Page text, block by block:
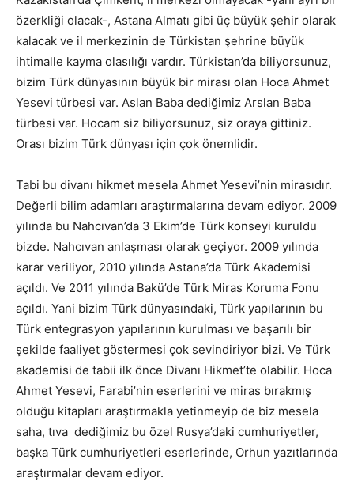
özerkliği olacak-, Astana Almatı gibi üç büyük şehir olarak
kalacak ve il merkezinin de Türkistan şehrine büyük
ihtimalle kayma olasılığı vardır. Türkistan’da biliyorsunuz,
bizim Türk dünyasının büyük bir mirası olan Hoca Ahmet
Yesevi türbesi var. Aslan Baba dediğimiz Arslan Baba
türbesi var. Hocam siz biliyorsunuz, siz oraya gittiniz.
Orası bizim Türk dünyası için çok önemlidir.
Tabi bu divanı hikmet mesela Ahmet Yesevi’nin mirasıdır.
Değerli bilim adamları araştırmalarına devam ediyor. 2009
yılında bu Nahcıvan’da 3 Ekim’de Türk konseyi kuruldu
bizde. Nahcıvan anlaşması olarak geçiyor. 2009 yılında
karar veriliyor, 2010 yılında Astana’da Türk Akademisi
açıldı. Ve 2011 yılında Bakü’de Türk Miras Koruma Fonu
açıldı. Yani bizim Türk dünyasındaki, Türk yapılarının bu
Türk entegrasyon yapılarının kurulması ve başarılı bir
şekilde faaliyet göstermesi çok sevindiriyor bizi. Ve Türk
akademisi de tabii ilk önce Divanı Hikmet’te olabilir. Hoca
Ahmet Yesevi, Farabi’nin eserlerini ve miras bırakmış
olduğu kitapları araştırmakla yetinmeyip de biz mesela
saha, tıva dediğimiz bu özel Rusya’daki cumhuriyetler,
başka Türk cumhuriyetleri eserlerinde, Orhun yazıtlarında
araştırmalar devam ediyor.